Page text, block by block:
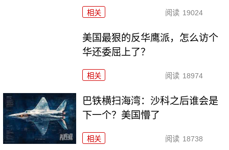
相关 阅读 19024
美国最狠的反华鹰派，怎么访个
华还委屈上了？
相关 阅读 18974
巴铁横扫海湾：沙科之后谁会是
下一个？美国懵了
相关 阅读 18738